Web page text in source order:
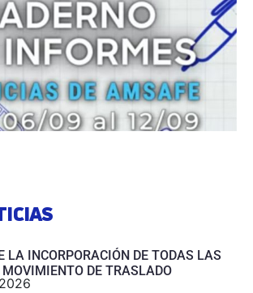
LA INCORPORACIÓN DE TODAS LAS
DE TRASLADO